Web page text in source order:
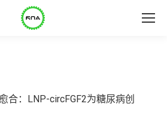
合：LNP-circFGF2为糖尿病创